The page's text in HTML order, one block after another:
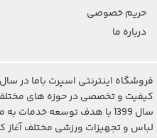
حریم خصوصی
درباره ما
کیفیت و تخصصی در حوزه های
سال 1399 با هدف توسعه
لباس و تجهیزات ورزشی مختلف آغاز